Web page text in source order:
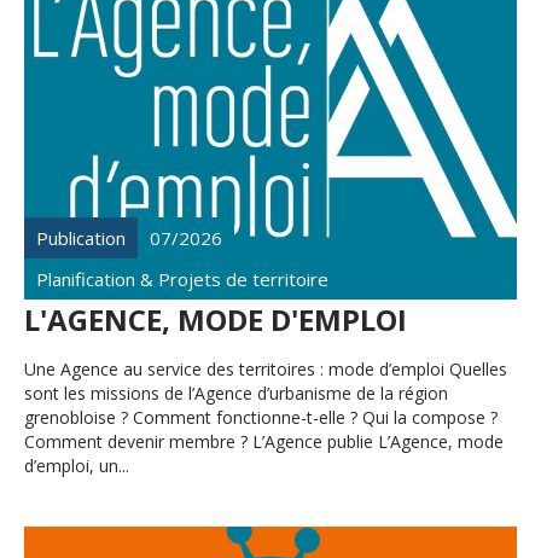
Publication
07/2026
Planification & Projets de territoire
L'AGENCE, MODE D'EMPLOI
Une Agence au service des territoires : mode d’emploi Quelles
sont les missions de l’Agence d’urbanisme de la région
grenobloise ? Comment fonctionne-t-elle ? Qui la compose ?
Comment devenir membre ? L’Agence publie L’Agence, mode
d’emploi, un...